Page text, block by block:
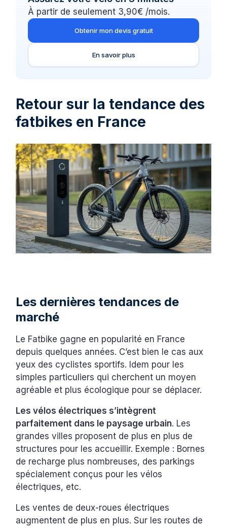
À partir de seulement 3,90€ /mois.
Obtenir mon devis gratuit
En savoir plus
Retour sur la tendance des
fatbikes en France
Les dernières tendances de
marché
Le Fatbike gagne en popularité en France
depuis quelques années. C’est bien le cas aux
yeux des cyclistes sportifs. Idem pour les
simples particuliers qui cherchent un moyen
agréable et plus écologique pour se déplacer.
Les vélos électriques s’intègrent
parfaitement dans le paysage urbain. Les
grandes villes proposent de plus en plus de
structures pour les accueillir. Exemple : Bornes
de recharge plus nombreuses, des parkings
spécialement conçus pour les vélos
électriques, etc.
Les ventes de deux-roues électriques
augmentent de plus en plus. Sur les routes de